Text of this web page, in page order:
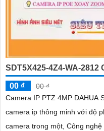
SDT5X425-4Z4-WA-2812
00 ₫
00 ₫
Camera IP PTZ 4MP DAHUA
camera ip thông minh với độ
camera trong một, Công